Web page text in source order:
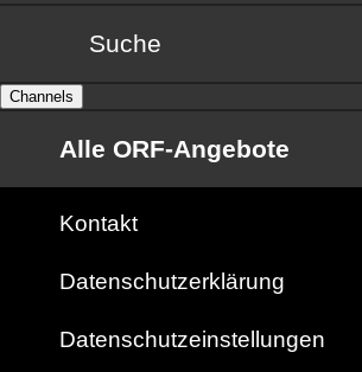
Suche
Channels
Alle ORF-Angebote
Kontakt
Datenschutzerklärung
Datenschutzeinstellungen